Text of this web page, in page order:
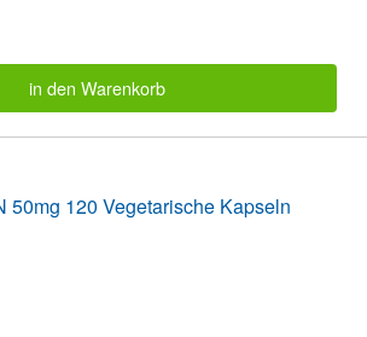
in den Warenkorb
50mg 120 Vegetarische Kapseln